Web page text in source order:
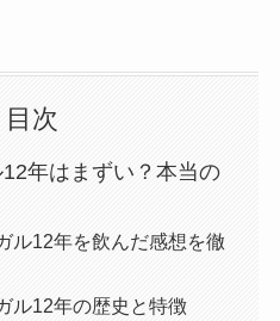
目次
年はまずい？本当の
ル12年を飲んだ感想を徹
ル12年の歴史と特徴